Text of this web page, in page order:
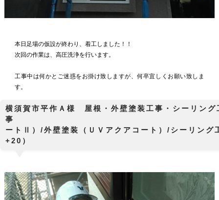
本日足場の仮設が終わり、着工しました！！
次回の作業は、高圧洗浄を行います。
工事中は何かとご迷惑をお掛け致しますが、何卒宜しくお願い致しま
す。
横須賀市平作Ａ様 屋根・外壁塗装工事・シーリン
事 屋根塗装
ートⅡ）/外壁塗装（ＵＶアクアコート）/シーリング